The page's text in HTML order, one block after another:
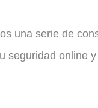
una serie de
seguridad online